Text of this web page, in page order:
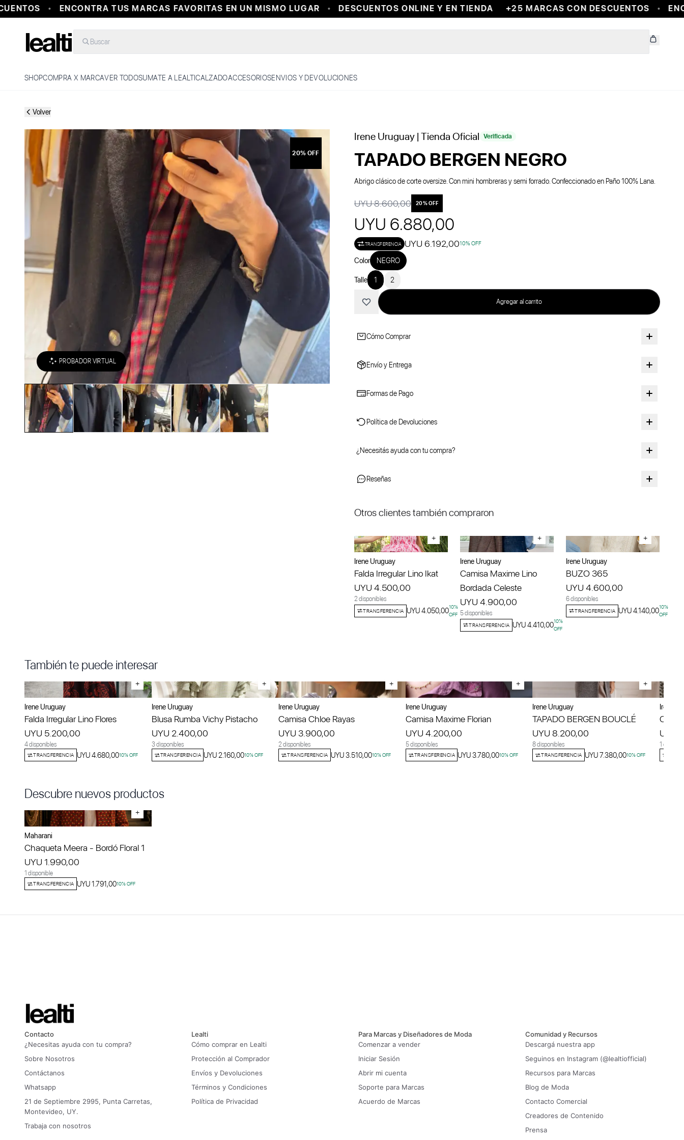
ENCONTRA TUS MARCAS FAVORITAS EN UN MISMO LUGAR DESCUENTOS ONLINE Y EN TIENDA +25 MARCAS CON DESCUENTOS
Buscar
SHOPCOMPRA X MARCAVER TODOSUMATE A LEALTICALZADOACCESORIOSENVIOS Y DEVOLUCIONES
Volver
20% OFF
PROBADOR VIRTUAL
Irene Uruguay | Tienda Oficial Verificada
TAPADO BERGEN NEGRO
Abrigo clásico de corte oversize. Con mini hombreras y semi forrado. Confeccionado en Paño 100% Lana.
UYU 8.600,00 20% OFF
UYU 6.880,00
TRANSFERENCIA UYU 6.192,0010% OFF
Color NEGRO
Talle 1 2
Agregar al carrito
Cómo Comprar
Envío y Entrega
Formas de Pago
Política de Devoluciones
¿Necesitás ayuda con tu compra?
Reseñas
Otros clientes también compraron
+
Irene Uruguay
Falda Irregular Lino Ikat
UYU 4.500,00
2 disponibles
TRANSFERENCIA UYU 4.050,0010%
OFF
+
Irene Uruguay
Camisa Maxime Lino
Bordada Celeste
UYU 4.900,00
5 disponibles
TRANSFERENCIA UYU 4.410,0010%
OFF
+
Irene Uruguay
BUZO 365
UYU 4.600,00
6 disponibles
TRANSFERENCIA UYU 4.140,0010%
OFF
También te puede interesar
+
Irene Uruguay
Falda Irregular Lino Flores
UYU 5.200,00
4 disponibles
TRANSFERENCIA UYU 4.680,0010% OFF
+
Irene Uruguay
Blusa Rumba Vichy Pistacho
UYU 2.400,00
3 disponibles
TRANSFERENCIA UYU 2.160,0010% OFF
+
Irene Uruguay
Camisa Chloe Rayas
UYU 3.900,00
2 disponibles
TRANSFERENCIA UYU 3.510,0010% OFF
+
Irene Uruguay
Camisa Maxime Florian
UYU 4.200,00
5 disponibles
TRANSFERENCIA UYU 3.780,0010% OFF
+
Irene Uruguay
TAPADO BERGEN BOUCLÉ
UYU 8.200,00
8 disponibles
TRANSFERENCIA UYU 7.380,0010% OFF
Irene
UYU
1
Descubre nuevos productos
+
Maharani
Chaqueta Meera - Bordó Floral 1
UYU 1.990,00
1 disponible
TRANSFERENCIA UYU 1.791,0010% OFF
Contacto
¿Necesitas ayuda con tu compra?
Sobre Nosotros
Contáctanos
Whatsapp
21 de Septiembre 2995, Punta Carretas,
Montevideo, UY.
Trabaja con nosotros
Lealti
Cómo comprar en Lealti
Protección al Comprador
Envíos y Devoluciones
Términos y Condiciones
Política de Privacidad
Para Marcas y Diseñadores de Moda
Comenzar a vender
Iniciar Sesión
Abrir mi cuenta
Soporte para Marcas
Acuerdo de Marcas
Comunidad y Recursos
Descargá nuestra app
Seguinos en Instagram (@lealtiofficial)
Recursos para Marcas
Blog de Moda
Contacto Comercial
Creadores de Contenido
Prensa